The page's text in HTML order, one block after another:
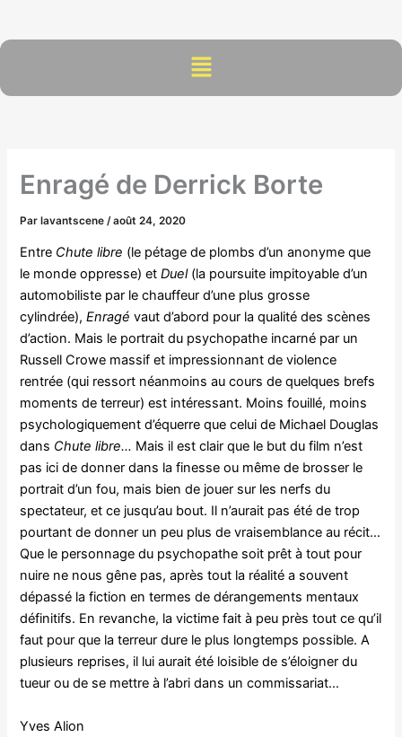
contenu
Menu
Enragé de Derrick Borte
Parlavantscene /août 24, 2020
Entre Chute libre (le pétage de plombs d’un anonyme que
le monde oppresse) etDuel(la poursuite impitoyable d’un
automobiliste par le chauffeur d’une plus grosse
cylindrée),Enragévaut d’abord pour la qualité des scènes
d’action. Mais le portrait du psychopathe incarné par un
Russell Crowe massif et impressionnant de violence
rentrée (qui ressort néanmoins au cours de quelques brefs
moments de terreur) est intéressant. Moins fouillé, moins
psychologiquement d’équerre que celui de Michael Douglas
dans Chute libre… Mais il est clair que le but du film n’est
pas ici de donner dans la finesse ou même de brosser le
portrait d’un fou, mais bien de jouer sur les nerfs du
spectateur, et ce jusqu’au bout. Il n’aurait pas été de trop
pourtant de donner un peu plus de vraisemblance au récit…
Que le personnage du psychopathe soit prêt à tout pour
nuire ne nous gêne pas, après tout la réalité a souvent
dépassé la fiction en termes de dérangements mentaux
définitifs. En revanche, la victime fait à peu près tout ce qu’il
faut pour que la terreur dure le plus longtemps possible. A
plusieurs reprises, il lui aurait été loisible de s’éloigner du
tueur ou de se mettre à l’abri dans un commissariat…
Yves Alion